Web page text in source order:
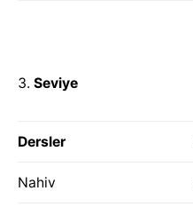
Seviye
Dersler
Nahiv